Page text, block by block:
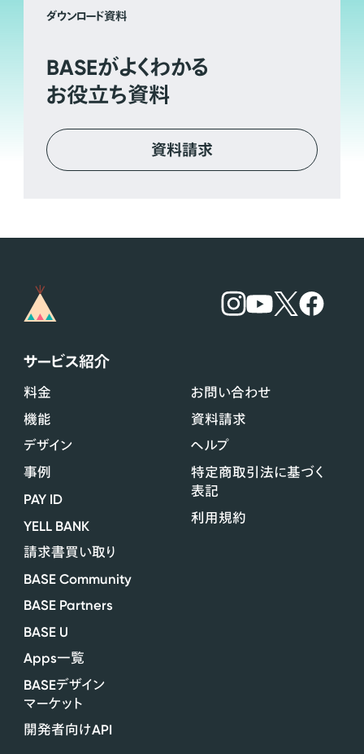
ダウンロード資料
BASEがよくわかる
お役立ち資料
資料請求
サービス紹介
料金
機能
デザイン
事例
PAY ID
YELL BANK
請求書買い取り
BASE Community
BASE Partners
BASE U
Apps一覧
BASEデザイン
マーケット
開発者向けAPI
お問い合わせ
資料請求
ヘルプ
特定商取引法に基づく
表記
利用規約